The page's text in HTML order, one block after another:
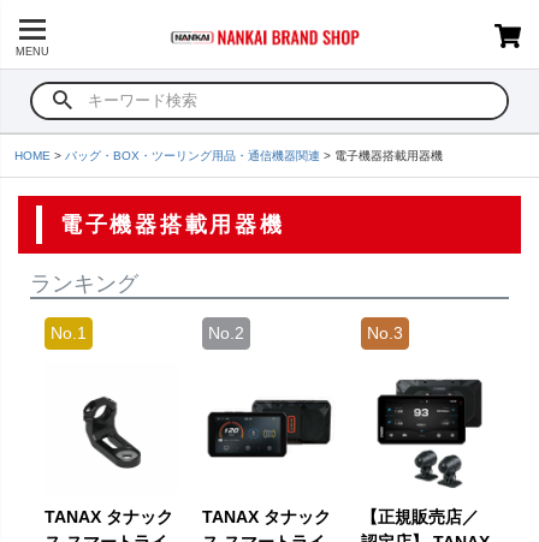
MENU
HOME バッグ・BOX・ツーリング用品・通信機器関連 電子機器搭載用器機
電子機器搭載用器機
ランキング
TANAX タナック
TANAX タナック
【正規販売店／